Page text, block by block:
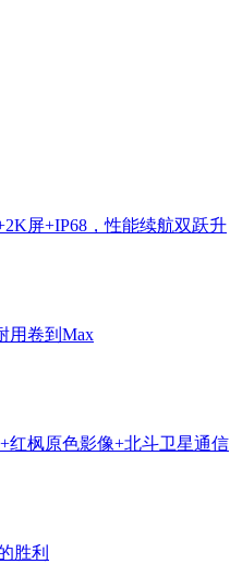
屏+IP68，性能续航双跃升
用卷到Max
红枫原色影像+北斗卫星通信
胜利